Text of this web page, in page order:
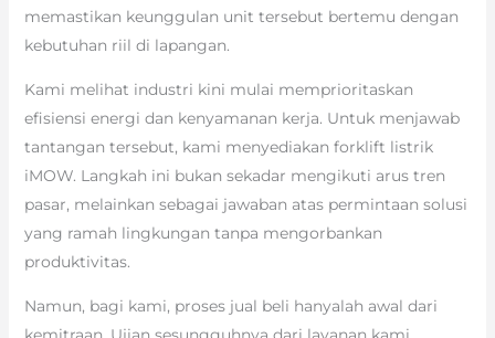
memastikan keunggulan unit tersebut bertemu dengan
kebutuhan riil di lapangan.
Kami melihat industri kini mulai memprioritaskan
efisiensi energi dan kenyamanan kerja. Untuk menjawab
tantangan tersebut, kami menyediakan forklift listrik
iMOW. Langkah ini bukan sekadar mengikuti arus tren
pasar, melainkan sebagai jawaban atas permintaan solusi
yang ramah lingkungan tanpa mengorbankan
produktivitas.
Namun, bagi kami, proses jual beli hanyalah awal dari